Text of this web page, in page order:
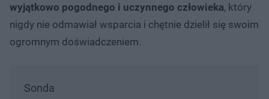
wyjątkowo pogodnego i uczynnego człowieka, który
nigdy nie odmawiał wsparcia i chętnie dzielił się swoim
ogromnym doświadczeniem.
Sonda